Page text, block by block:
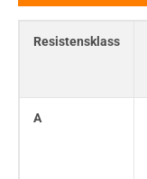
Resistensklass
A